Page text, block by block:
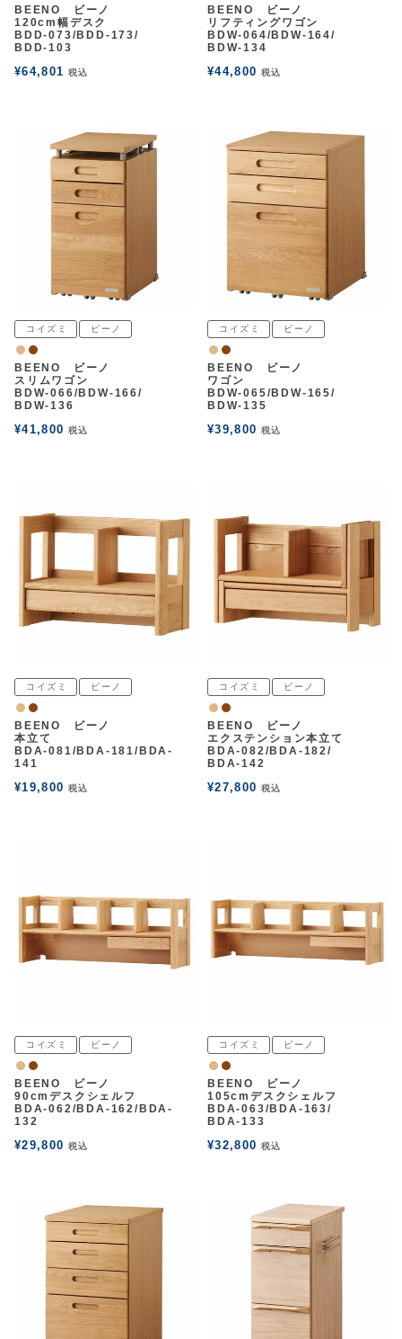
BEENO ビーノ
120cm幅デスク
BDD-073/BDD-173/
BDD-103
¥64,801 税込
BEENO ビーノ
リフティングワゴン
BDW-064/BDW-164/
BDW-134
¥44,800 税込
コイズミ ビーノ
ナチュラル
ウォルナット
BEENO ビーノ
スリムワゴン
BDW-066/BDW-166/
BDW-136
¥41,800 税込
コイズミ ビーノ
ナチュラル
ウォルナット
BEENO ビーノ
ワゴン
BDW-065/BDW-165/
BDW-135
¥39,800 税込
コイズミ ビーノ
ナチュラル
ウォルナット
BEENO ビーノ
本立て
BDA-081/BDA-181/BDA-
141
¥19,800 税込
コイズミ ビーノ
ナチュラル
ウォルナット
BEENO ビーノ
エクステンション本立て
BDA-082/BDA-182/
BDA-142
¥27,800 税込
コイズミ ビーノ
ナチュラル
ウォルナット
BEENO ビーノ
90cmデスクシェルフ
BDA-062/BDA-162/BDA-
132
¥29,800 税込
コイズミ ビーノ
ナチュラル
ウォルナット
BEENO ビーノ
105cmデスクシェルフ
BDA-063/BDA-163/
BDA-133
¥32,800 税込